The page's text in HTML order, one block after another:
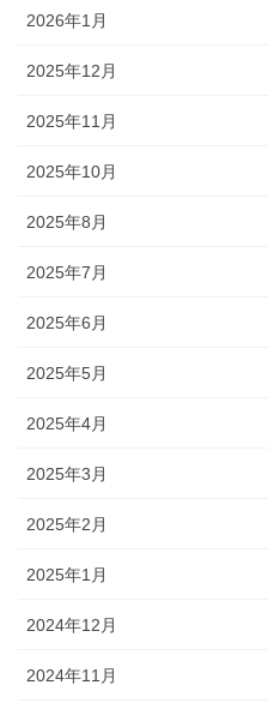
2026年1月
2025年12月
2025年11月
2025年10月
2025年8月
2025年7月
2025年6月
2025年5月
2025年4月
2025年3月
2025年2月
2025年1月
2024年12月
2024年11月